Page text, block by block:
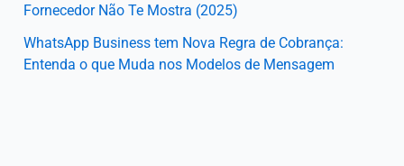
Fornecedor Não Te Mostra (2025)
WhatsApp Business tem Nova Regra de Cobrança:
Entenda o que Muda nos Modelos de Mensagem